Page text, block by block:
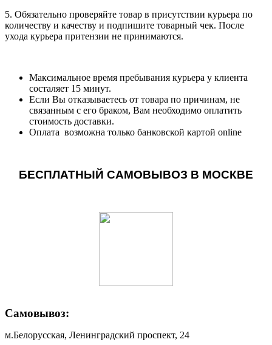
5. Обязательно проверяйте товар в присутствии курьера по
количеству и качеству и подпишите товарный чек. После
ухода курьера притензии не принимаются.
Максимальное время пребывания курьера у клиента
состаляет 15 минут.
Если Вы отказываетесь от товара по причинам, не
связанным с его браком, Вам необходимо оплатить
стоимость доставки.
Оплата возможна только банковской картой online
БЕСПЛАТНЫЙ САМОВЫВОЗ В МОСКВЕ
Самовывоз:
м.Белорусская, Ленинградский проспект, 24